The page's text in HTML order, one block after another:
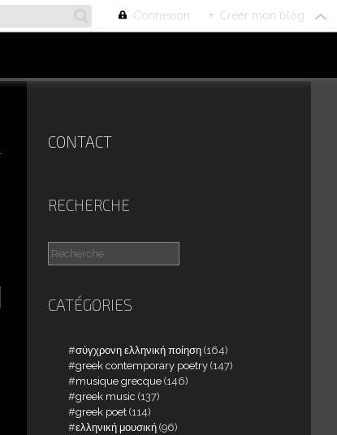
Connexion + Créer mon blog
CONTACT
RECHERCHE
CATÉGORIES
σύγχρονη ελληνική ποίηση (164)
greek contemporary poetry (147)
musique grecque (146)
greek music (137)
greek poet (114)
ελληνική μουσική (96)